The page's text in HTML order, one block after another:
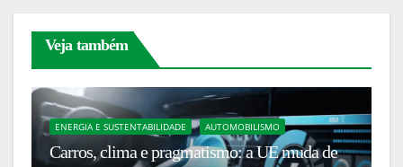
Veja também
ENERGIA E SUSTENTABILIDADE AUTOMOBILISMO
Carros, clima e pragmatismo: a UE muda de